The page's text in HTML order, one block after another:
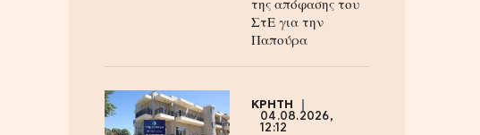
της απόφασης του
ΣτΕ για την
Παπούρα
ΚΡΗΤΗ
04.08.2026,
12:12